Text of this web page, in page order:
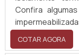
Confira
COTAR AGORA